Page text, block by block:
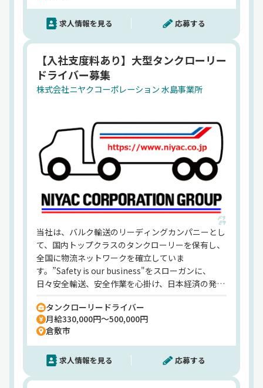
求人情報を見る 応募する
【入社支度料あり】大型タンクローリー
ドライバー募集
株式会社ニヤクコーポレーション 水島事業所
当社は、バルク輸送のリーディングカンパニーとし
て、国内トップクラスのタンクローリーを保有し、
全国に物流ネットワークを確立していま
す。”Safety is our business"をスローガンに、
日々安全輸送、安全作業を心掛け、日本経済の発展
女性の就労環境も整備しております。全ての従業員
が安心して働ける職場を心掛けております。
タンクローリードライバー
月給330,000円～500,000円
倉敷市
求人情報を見る 応募する